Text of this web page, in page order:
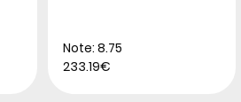
Note: 8.75
233.19€